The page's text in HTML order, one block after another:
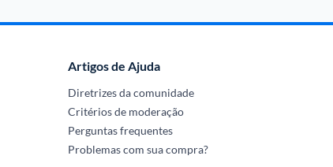
Artigos de Ajuda
Diretrizes da comunidade
Critérios de moderação
Perguntas frequentes
Problemas com sua compra?